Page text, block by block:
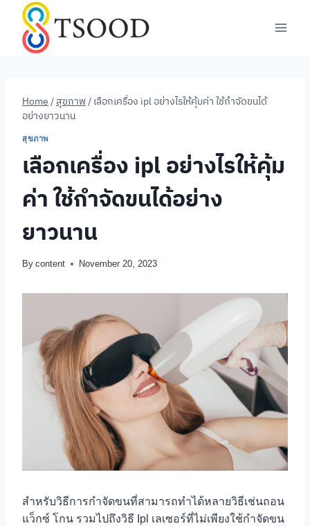
content
Home / สุขภาพ / เลือกเครื่อง ipl อย่างไรให้คุ้มค่า ใช้กำจัดขนได้
อย่างยาวนาน
สุขภาพ
เลือกเครื่อง ipl อย่างไรให้คุ้ม
ค่า ใช้กำจัดขนได้อย่าง
ยาวนาน
By content November 20, 2023
สำหรับวิธีการกำจัดขนที่สามารถทำได้หลายวิธีเช่นถอน
แว็กซ์ โกน รวมไปถึงวิธี Ipl เลเซอร์ที่ไม่เพียงใช้กำจัดขน